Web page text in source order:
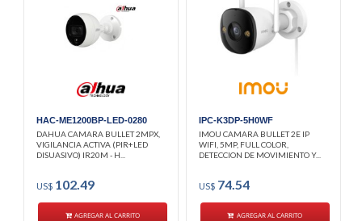
HAC-ME1200BP-LED-0280
DAHUA CAMARA BULLET 2MPX,
VIGILANCIA ACTIVA (PIR+LED
DISUASIVO) IR20M - H...
US$ 102.49
AGREGAR AL CARRITO
IPC-K3DP-5H0WF
IMOU CAMARA BULLET 2E IP
WIFI, 5MP, FULL COLOR,
DETECCION DE MOVIMIENTO Y...
US$74.54
AGREGAR AL CARRITO